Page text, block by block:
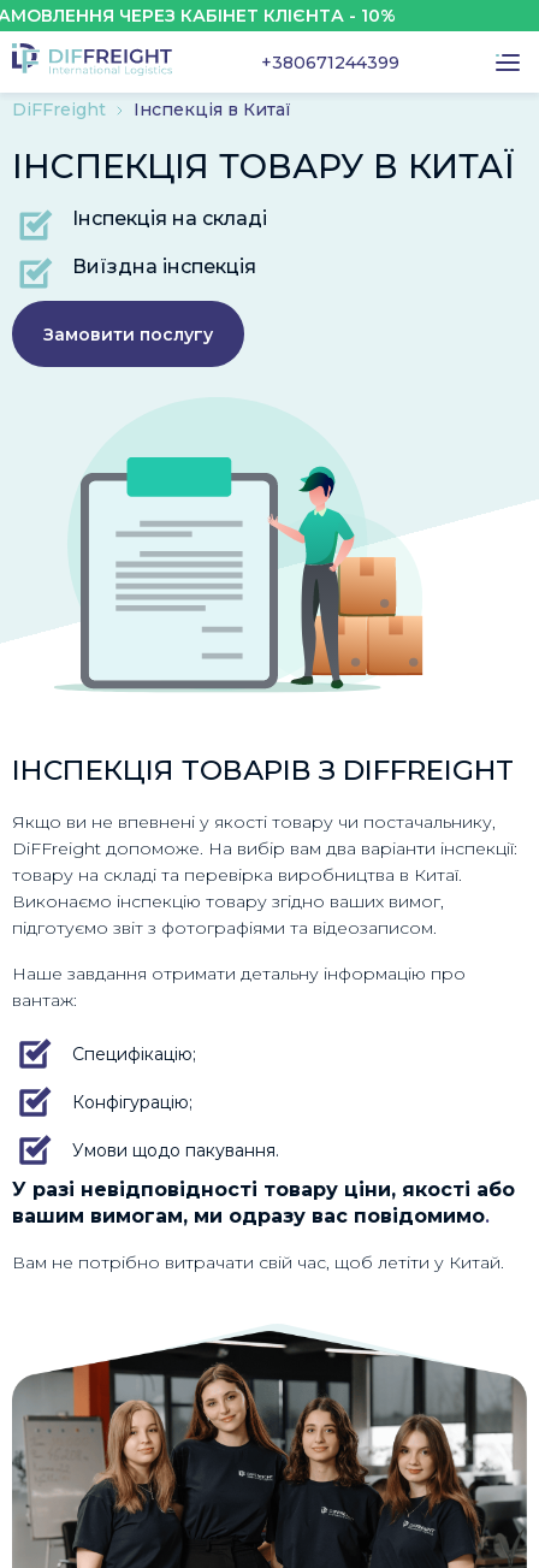
КАБІНЕТ КЛІЄНТА - 10%
+380671244399
DiFFreight Інспекція в Китаї
ІНСПЕКЦІЯ ТОВАРУ В КИТАЇ
Інспекція на складі
Виїздна інспекція
Замовити послугу
ІНСПЕКЦІЯ ТОВАРІВ З DIFFREIGHT
Якщо ви не впевнені у якості товару чи постачальнику,
DiFFreight допоможе. На вибір вам два варіанти інспекції:
товару на складі та перевірка виробництва в Китаї.
Виконаємо інспекцію товару згідно ваших вимог,
підготуємо звіт з фотографіями та відеозаписом.
Наше завдання отримати детальну інформацію про
вантаж:
Специфікацію;
Конфігурацію;
Умови щодо пакування.
У разі невідповідності товару ціни, якості або
вашим вимогам, ми одразу вас повідомимо.
Вам не потрібно витрачати свій час, щоб летіти у Китай.